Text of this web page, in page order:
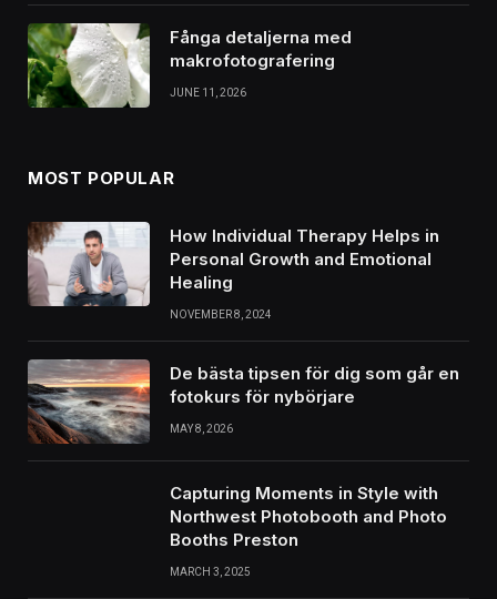
Fånga detaljerna med
makrofotografering
JUNE 11, 2026
MOST POPULAR
How Individual Therapy Helps in
Personal Growth and Emotional
Healing
NOVEMBER 8, 2024
De bästa tipsen för dig som går en
fotokurs för nybörjare
MAY 8, 2026
Capturing Moments in Style with
Northwest Photobooth and Photo
Booths Preston
MARCH 3, 2025